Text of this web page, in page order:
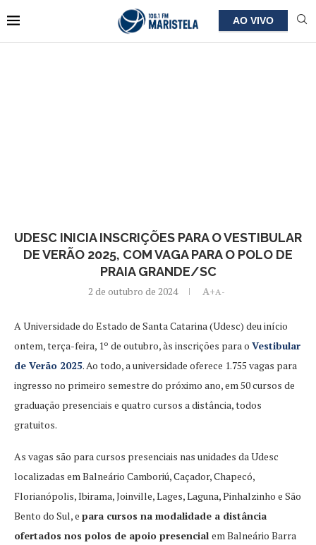
AO VIVO
UDESC INICIA INSCRIÇÕES PARA O VESTIBULAR
DE VERÃO 2025, COM VAGA PARA O POLO DE
PRAIA GRANDE/SC
2 de outubro de 2024 A+A-
A Universidade do Estado de Santa Catarina (Udesc) deu início
ontem, terça-feira, 1º de outubro, às inscrições para o Vestibular
de Verão 2025. Ao todo, a universidade oferece 1.755 vagas para
ingresso no primeiro semestre do próximo ano, em 50 cursos de
graduação presenciais e quatro cursos a distância, todos
gratuitos.
As vagas são para cursos presenciais nas unidades da Udesc
localizadas em Balneário Camboriú, Caçador, Chapecó,
Florianópolis, Ibirama, Joinville, Lages, Laguna, Pinhalzinho e São
Bento do Sul, e para cursos na modalidade a distância
ofertados nos polos de apoio presencial em Balneário Barra